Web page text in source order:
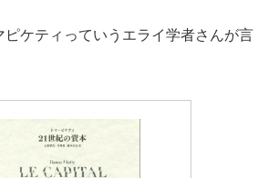
ピケティっていうエライ学者さんが言